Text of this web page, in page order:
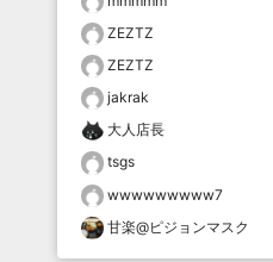
ZEZTZ
ZEZTZ
jakrak
大人店長
tsgs
wwwwwwwww7
甘楽@ピジョンマスク